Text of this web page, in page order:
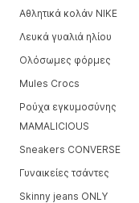
Αθλητικά κολάν NIKE
Λευκά γυαλιά ηλίου
Ολόσωμες φόρμες
Mules Crocs
Ρούχα εγκυμοσύνης
MAMALICIOUS
Sneakers CONVERSE
Γυναικείες τσάντες
Skinny jeans ONLY